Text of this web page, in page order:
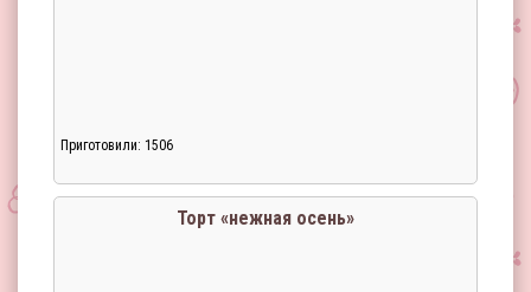
Приготовили: 1506
Торт «нежная осень»